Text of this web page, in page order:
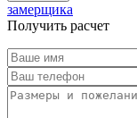
замерщика
Получить расчет